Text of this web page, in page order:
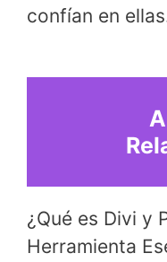
confían en
¿Qué es Divi y
Herramienta